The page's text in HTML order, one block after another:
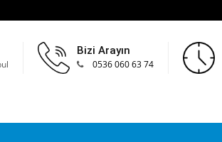
Bizi Arayın
0536 060 63 74